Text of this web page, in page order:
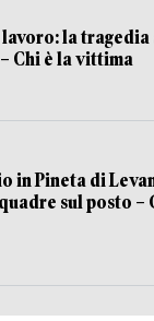
la tragedia
Chi è la vittima
in Pineta di
sul posto –